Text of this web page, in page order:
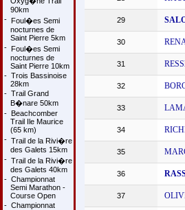
90km
- Foul�es Semi
nocturnes de
Saint Pierre 5km
- Foul�es Semi
nocturnes de
Saint Pierre 10km
- Trois Bassinoise
28km
- Trail Grand
B�nare 50km
- Beachcomber
Trail Ile Maurice
(65 km)
- Trail de la Rivi�re
des Galets 15km
- Trail de la Rivi�re
des Galets 40km
- Championnat
Semi Marathon -
Course Open
- Championnat
29
30
31
32
33
34
35
36
37